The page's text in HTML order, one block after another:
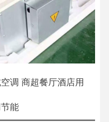
调 商超餐厅酒店用
能